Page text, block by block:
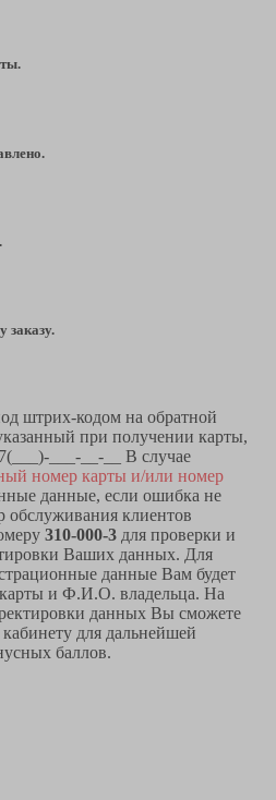
заказу.
штрих-кодом на обратной
при получении карты,
___-__-__ В случае
номер карты и/или номер
данные, если ошибка не
обслуживания клиентов
310-000-3 для проверки и
Ваших данных. Для
данные Вам будет
и Ф.И.О. владельца. На
данных Вы сможете
для дальнейшей
баллов.